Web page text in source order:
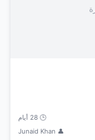
🕒 28 أيام
👤 Junaid Khan